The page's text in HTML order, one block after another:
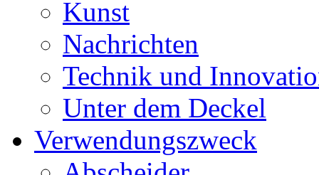
Kunst
Nachrichten
Technik und
Unter dem Deckel
Verwendungszweck